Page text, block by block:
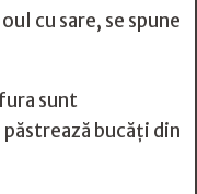
cu sare, se spune
sunt
păstrează bucăţi din